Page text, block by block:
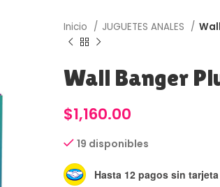
Inicio JUGUETES ANALES
Wall Banger
$1,160.00
19 disponibles
Hasta 12 pagos sin tarjeta